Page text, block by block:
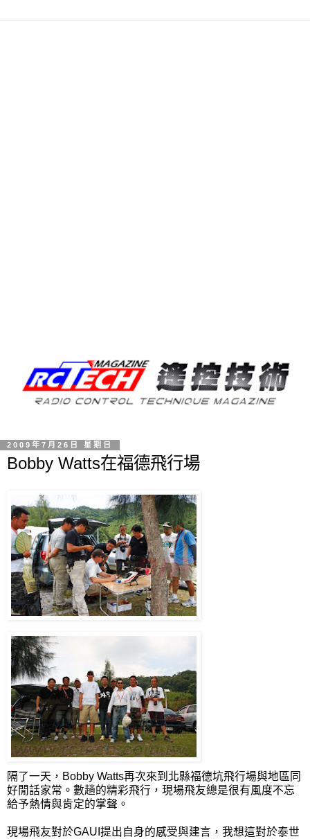
2009年7月26日 星期日
Bobby Watts在福德飛行場
隔了一天，Bobby Watts再次來到北縣福德坑飛行場與地區同
好閒話家常。數趟的精彩飛行，現場飛友總是很有風度不忘
給予熱情與肯定的掌聲。
現場飛友對於GAUI提出自身的感受與建言，我想這對於泰世